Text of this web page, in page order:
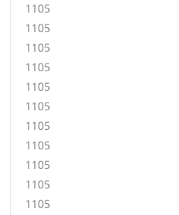
1105
1105
1105
1105
1105
1105
1105
1105
1105
1105
1105